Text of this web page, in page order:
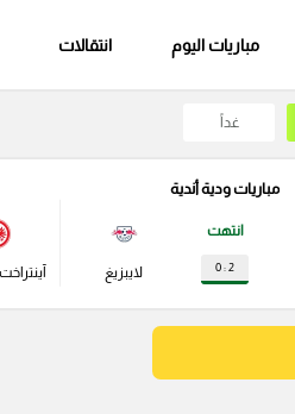
مباريات اليوم انتقالات
غداً
مباريات ودية أندية
انتهت
2 : 0 لايبزيغ